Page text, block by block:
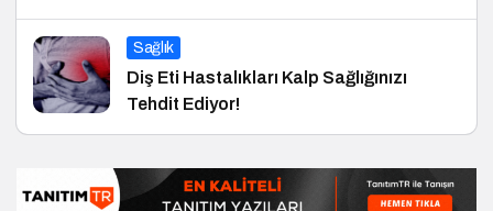
Sağlık
Diş Eti Hastalıkları Kalp Sağlığınızı
Tehdit Ediyor!